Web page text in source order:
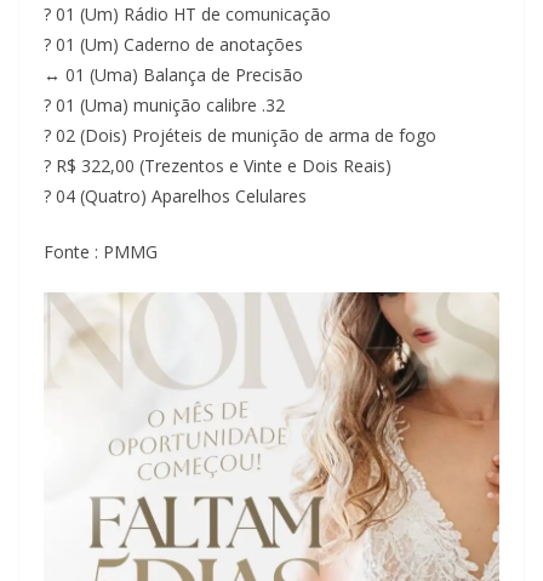
? 01 (Um) Rádio HT de comunicação
? 01 (Um) Caderno de anotações
↔️ 01 (Uma) Balança de Precisão
? 01 (Uma) munição calibre .32
? 02 (Dois) Projéteis de munição de arma de fogo
? R$ 322,00 (Trezentos e Vinte e Dois Reais)
? 04 (Quatro) Aparelhos Celulares
Fonte : PMMG